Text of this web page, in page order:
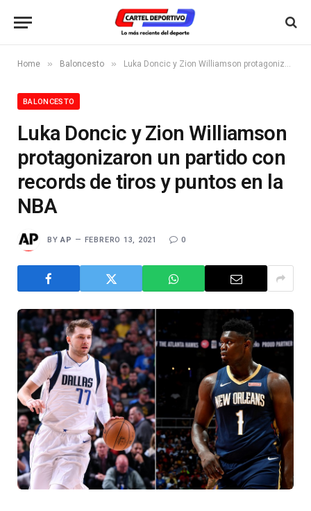
Home » Baloncesto » Luka Doncic y Zion Williamson protagonizaron un partido con records de tiros y puntos en la NBA
BALONCESTO
Luka Doncic y Zion Williamson
protagonizaron un partido con
records de tiros y puntos en la
NBA
BY AP FEBRERO 13, 2021 0